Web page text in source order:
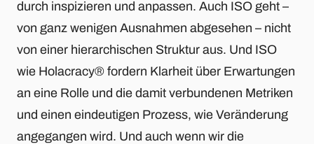
durch inspizieren und anpassen. Auch ISO geht –
von ganz wenigen Ausnahmen abgesehen – nicht
von einer hierarchischen Struktur aus. Und ISO
wie Holacracy® fordern Klarheit über Erwartungen
an eine Rolle und die damit verbundenen Metriken
und einen eindeutigen Prozess, wie Veränderung
angegangen wird. Und auch wenn wir die